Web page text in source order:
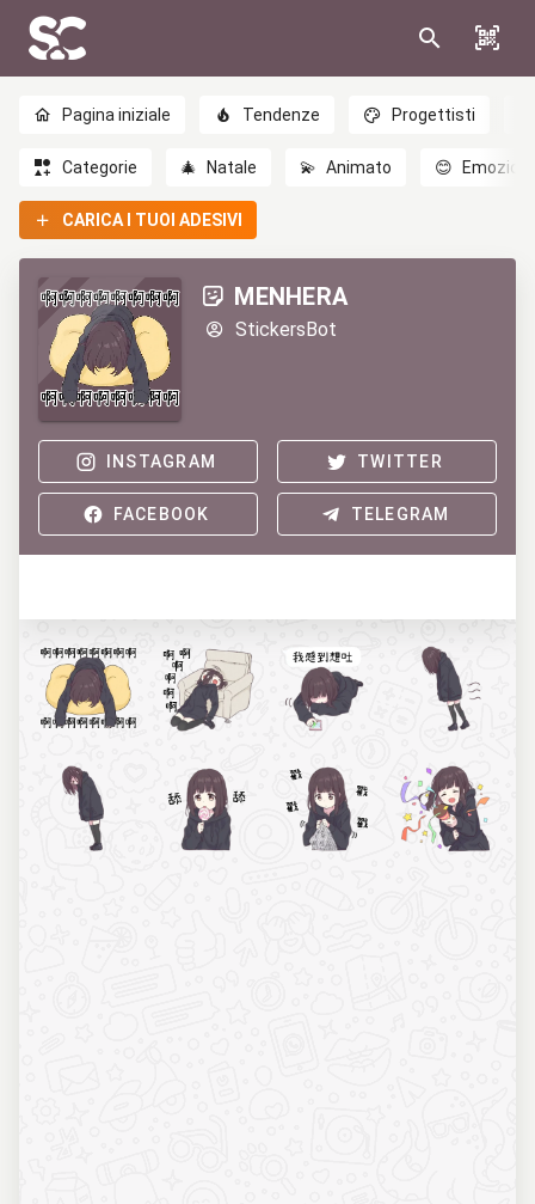
Pagina iniziale Tendenze Progettisti
Categorie 🎄 Natale 💫 Animato 😊 Emozioni
CARICA I TUOI ADESIVI
MENHERA
StickersBot
INSTAGRAM TWITTER
FACEBOOK TELEGRAM